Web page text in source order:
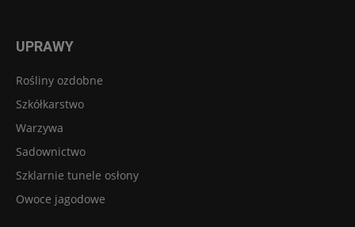
UPRAWY
Rośliny ozdobne
Szkółkarstwo
Warzywa
Sadownictwo
Szklarnie tunele osłony
Owoce jagodowe